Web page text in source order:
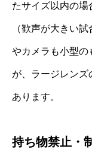
たサイズ以内の
（歓声が大きい
やカメラも小型の
が、ラージレン
あります。
持ち物禁止・